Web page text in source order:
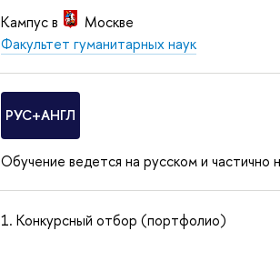
Кампус в
Москве
Факультет гуманитарных наук
РУС+АНГЛ
Обучение ведется на русском и частично
Конкурсный отбор (портфолио)